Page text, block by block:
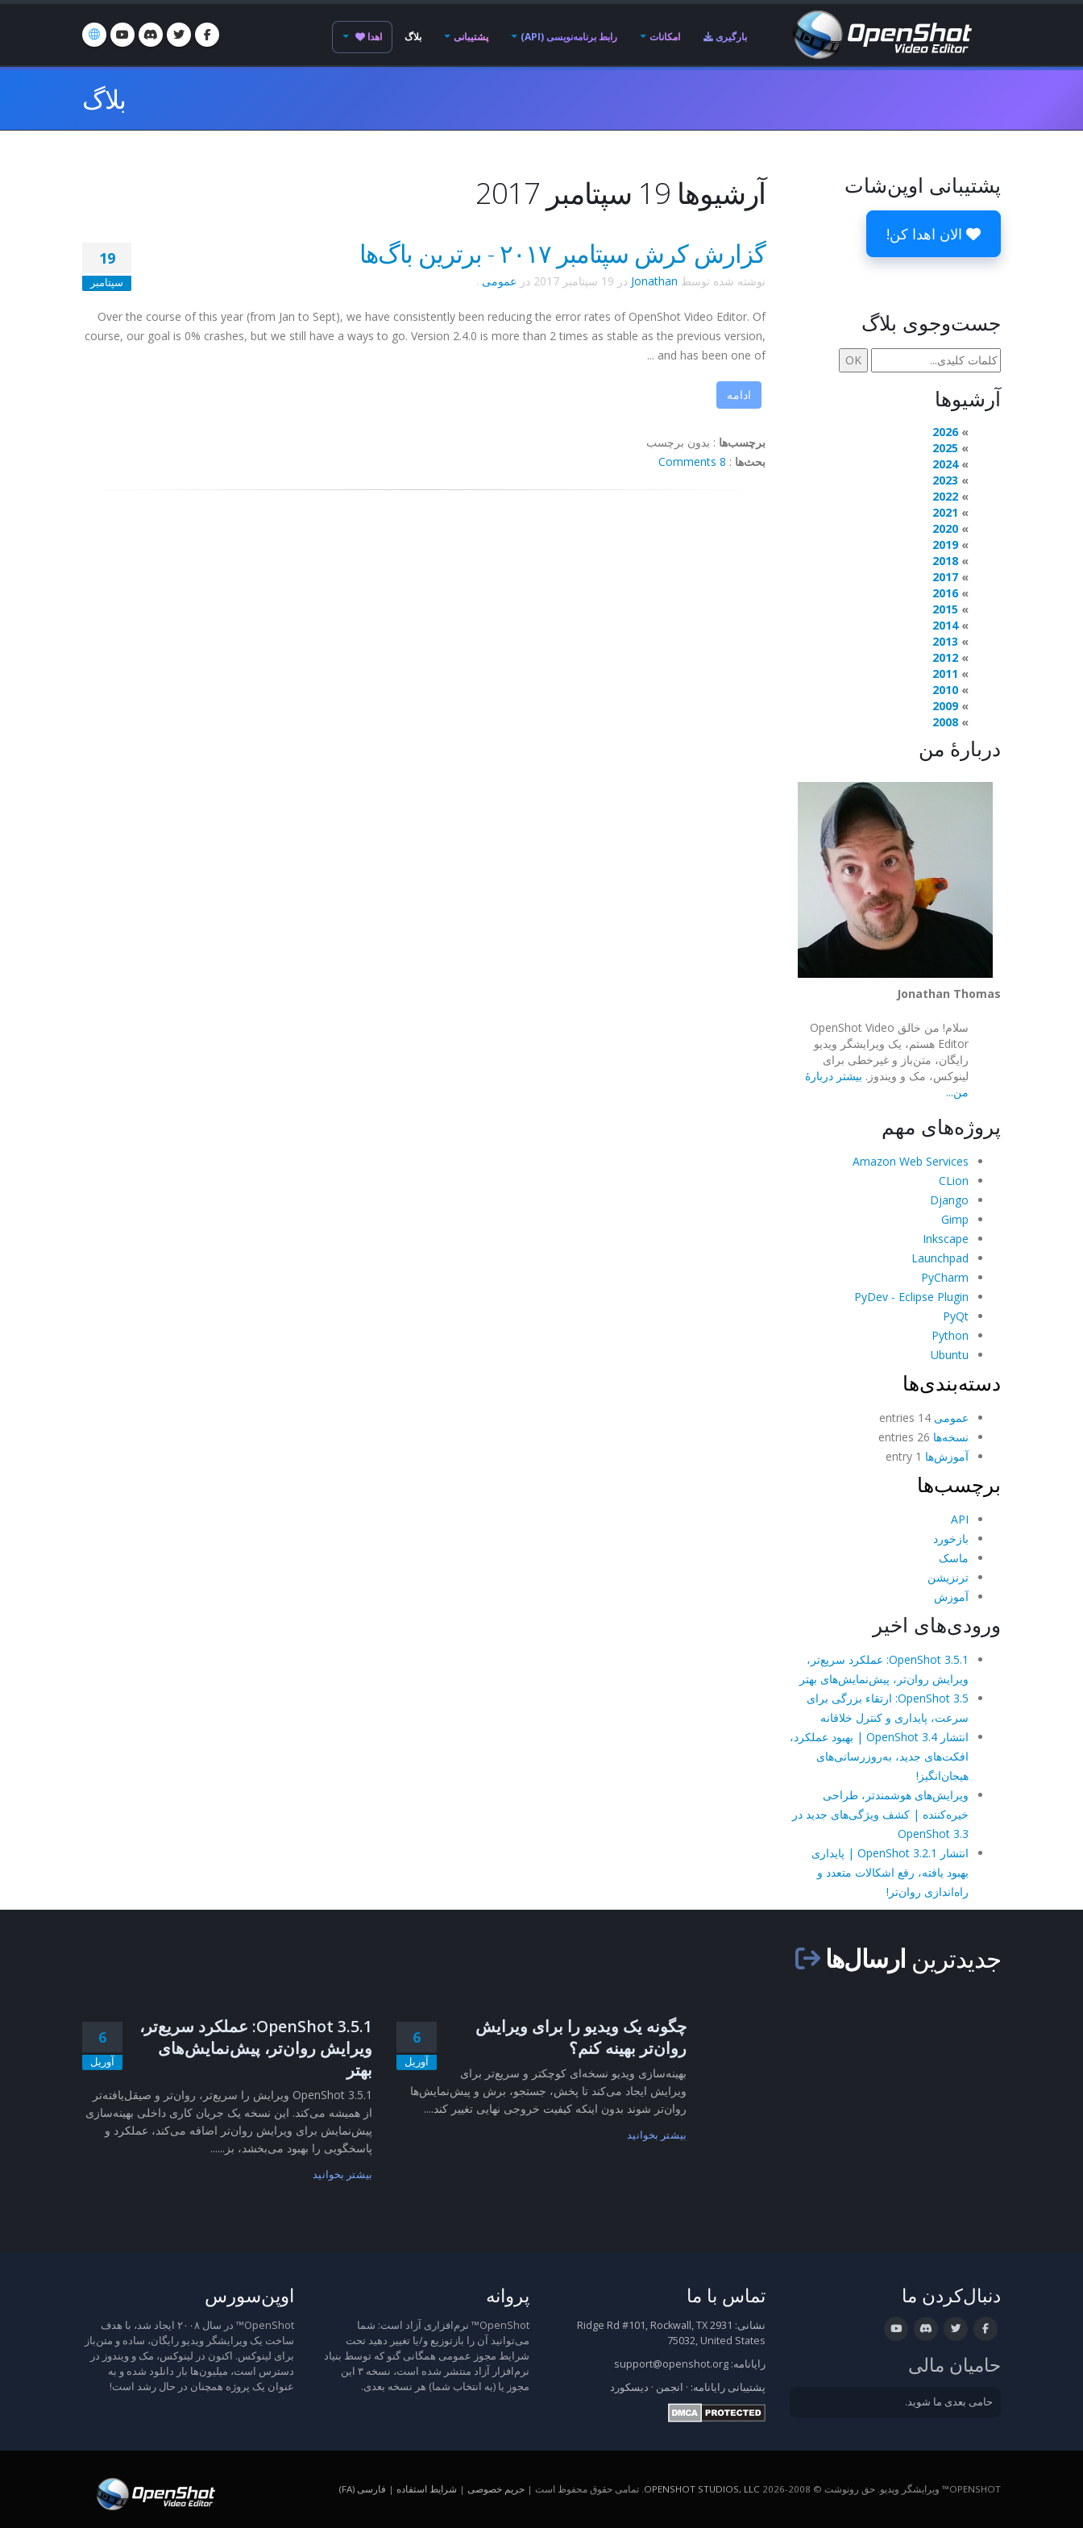
بارگیری امکانات رابط برنامه‌نویسی (API) پشتیبانی بلاگ اهدا
بلاگ
آرشیوها 19 سپتامبر 2017
19
سپتامبر
گزارش کرش سپتامبر ۲۰۱۷ - برترین باگ‌ها
نوشته شده توسط Jonathan در 19 سپتامبر 2017 در عمومی .
Over the course of this year (from Jan to Sept), we have consistently been reducing the error rates of OpenShot Video Editor. Of
course, our goal is 0% crashes, but we still have a ways to go. Version 2.4.0 is more than 2 times as stable as the previous version,
and has been one of ...
ادامه
برچسب‌ها : بدون برچسب
بحث‌ها :
8 Comments
پشتیبانی اوپن‌شات
الان اهدا کن!
جست‌وجوی بلاگ
آرشیوها
2026
2025
2024
2023
2022
2021
2020
2019
2018
2017
2016
2015
2014
2013
2012
2011
2010
2009
2008
دربارهٔ من
Jonathan Thomas
سلام! من خالق OpenShot Video
Editor هستم، یک ویرایشگر ویدیو
رایگان، متن‌باز و غیرخطی برای
لینوکس، مک و ویندوز. بیشتر دربارهٔ
من...
پروژه‌های مهم
Amazon Web Services
CLion
Django
Gimp
Inkscape
Launchpad
PyCharm
PyDev - Eclipse Plugin
PyQt
Python
Ubuntu
دسته‌بندی‌ها
عمومی
نسخه‌ها
آموزش‌ها
برچسب‌ها
API
بازخورد
ماسک
ترنزیشن
آموزش
ورودی‌های اخیر
OpenShot 3.5.1: عملکرد سریع‌تر،
ویرایش روان‌تر، پیش‌نمایش‌های بهتر
OpenShot 3.5: ارتقاء بزرگی برای
سرعت، پایداری و کنترل خلاقانه
انتشار OpenShot 3.4 | بهبود عملکرد،
افکت‌های جدید، به‌روزرسانی‌های
هیجان‌انگیز!
ویرایش‌های هوشمندتر، طراحی
خیره‌کننده | کشف ویژگی‌های جدید در
OpenShot 3.3
انتشار OpenShot 3.2.1 | پایداری
بهبود یافته، رفع اشکالات متعدد و
راه‌اندازی روان‌تر!
جدیدترین ارسال‌ها
6
آوریل
OpenShot 3.5.1: عملکرد سریع‌تر،
ویرایش روان‌تر، پیش‌نمایش‌های
بهتر
OpenShot 3.5.1 ویرایش را سریع‌تر، روان‌تر و صیقل‌یافته‌تر
از همیشه می‌کند. این نسخه یک جریان کاری داخلی بهینه‌سازی
پیش‌نمایش برای ویرایش روان‌تر اضافه می‌کند، عملکرد و
پاسخگویی را بهبود می‌بخشد، بز......
بیشتر بخوانید
6
آوریل
چگونه یک ویدیو را برای ویرایش
روان‌تر بهینه کنم؟
بهینه‌سازی ویدیو نسخه‌ای کوچکتر و سریع‌تر برای
ویرایش ایجاد می‌کند تا پخش، جستجو، برش و پیش‌نمایش‌ها
روان‌تر شوند بدون اینکه کیفیت خروجی نهایی تغییر کند....
بیشتر بخوانید
اوپن‌سورس
OpenShot™ در سال ۲۰۰۸ ایجاد شد، با هدف
ساخت یک ویرایشگر ویدیو رایگان، ساده و متن‌باز
برای لینوکس. اکنون در لینوکس، مک و ویندوز در
دسترس است، میلیون‌ها بار دانلود شده و به
عنوان یک پروژه همچنان در حال رشد است!
پروانه
OpenShot™ نرم‌افزاری آزاد است: شما
می‌توانید آن را بازتوزیع و/یا تغییر دهید تحت
شرایط مجوز عمومی همگانی گنو که توسط بنیاد
نرم‌افزار آزاد منتشر شده است، نسخه ۳ این
مجوز یا (به انتخاب شما) هر نسخه بعدی.
تماس با ما
نشانی:
2931 Ridge Rd #101, Rockwall, TX
75032, United States
رایانامه: support@openshot.org
پشتیبانی رایانامه: · انجمن · دیسکورد
دنبال‌کردن ما
حامیان مالی
حامی بعدی ما شوید.
OPENSHOT™ ویرایشگر ویدیو. حق رونوشت © 2008-2026 OPENSHOT STUDIOS, LLC. تمامی حقوق محفوظ است | حریم خصوصی | شرایط استفاده | فارسی (FA)